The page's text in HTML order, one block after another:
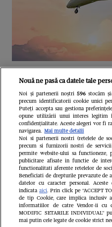
Unul dintre cele
aeroporturi din
complet porțile
Milioane de
Nouă ne pasă ca datele tale
Noi și partenerii noștri 596stocăm
precum identificatorii cookie unici
Puteți accepta sau gestiona
opune utilizării unui interes
confidențialitate. Aceste alegeri vor fi
navigarea. Mai multe detalii
Noi si partenerii nostri (retelele de
precum si furnizorii nostri de
permite website-ului sa functioneze,
publicitare afisate in functie de
functionalitati aferente retelelor de
Beneficiati de drepturile prevazute de
datelor cu caracter personal.
indicataaici. Prin click pe “ACCEPT
de tip Cookie, care implica inclusiv
informatiilor de catre Vendor-ii cu
MODIFIC SETARILE INDIVIDUAL”
mai putin cele legate de cookie strict